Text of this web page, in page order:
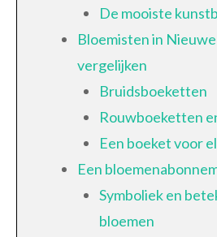
De mooiste
Bloemisten in
vergelijken
Bruidsboeketten
Rouwboeketten
Een boeket voor
Een
Symboliek en
bloemen